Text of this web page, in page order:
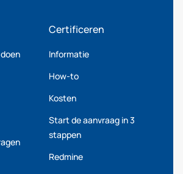
Certificeren
Informatie
How-to
Kosten
Start de aanvraag in 3
stappen
Redmine